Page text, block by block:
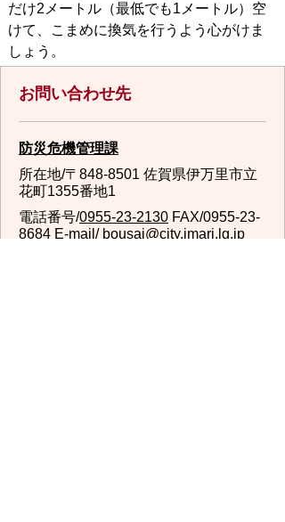
だけ2メートル（最低でも1メートル）空
けて、こまめに換気を行うよう心がけま
しょう。
お問い合わせ先
防災危機管理課
所在地/〒848-8501 佐賀県伊万里市立
花町1355番地1
電話番号/0955-23-2130 FAX/0955-23-
8684 E-mail/ bousai@city.imari.lg.jp